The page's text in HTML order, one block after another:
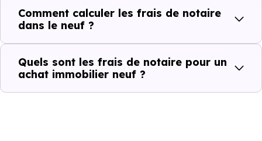
Comment calculer les frais de notaire
dans le neuf ?
Quels sont les frais de notaire pour un
achat immobilier neuf ?